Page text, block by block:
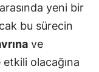
yeni bir
bu sürecin
ve
olacağına